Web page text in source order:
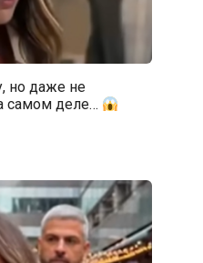
но даже не
самом деле…